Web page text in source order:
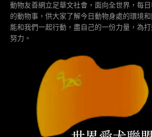
動物友善網立足華文社會，面向全世界，每
的動物事，供大家了解今日動物身處的環境
能和我們一起行動，盡自己的一份力量，為
努力。